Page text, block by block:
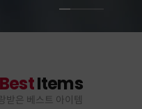
BestItems
받은 베스트 아이템